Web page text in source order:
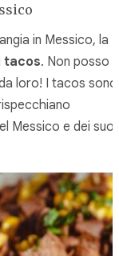
in Messico, la
tacos. Non posso
loro! I tacos sono
Messico e dei suoi